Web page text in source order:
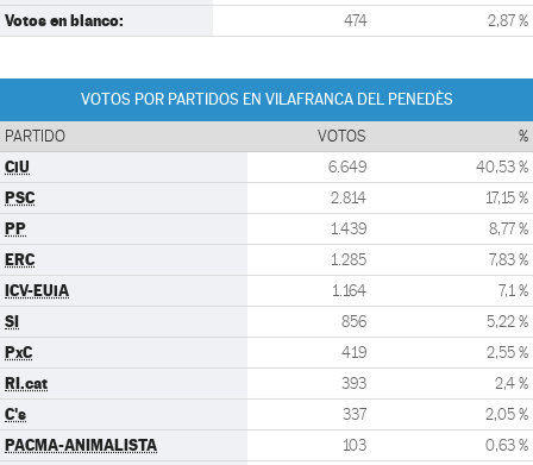
Votos en blanco: 474 2,87 %
VOTOS POR PARTIDOS EN VILAFRANCA DEL PENEDÈS
PARTIDO VOTOS %
CiU 6.649 40,53 %
PSC 2.814 17,15 %
PP 1.439 8,77 %
ERC 1.285 7,83 %
ICV-EUiA 1.164 7,1 %
SI 856 5,22 %
PxC 419 2,55 %
RI.cat 393 2,4 %
C's 337 2,05 %
PACMA-ANIMALISTA 103 0,63 %